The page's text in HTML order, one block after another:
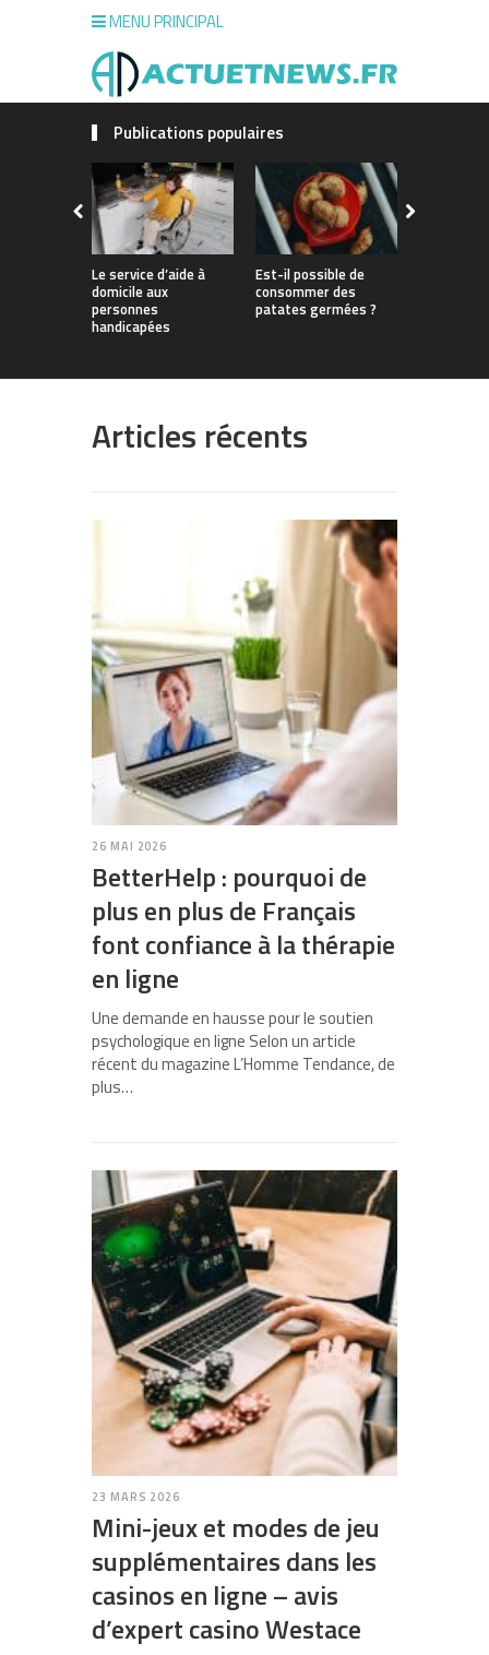
MENU PRINCIPAL
Publications populaires
Le service d’aide à
domicile aux
personnes
handicapées
Est-il possible de
consommer des
patates germées ?
Articles récents
26 MAI 2026
BetterHelp : pourquoi de
plus en plus de Français
font confiance à la thérapie
en ligne
Une demande en hausse pour le soutien
psychologique en ligne Selon un article
récent du magazine L’Homme Tendance, de
plus…
23 MARS 2026
Mini-jeux et modes de jeu
supplémentaires dans les
casinos en ligne – avis
d’expert casino Westace